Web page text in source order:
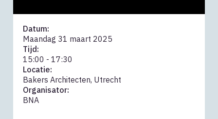
Datum:
Maandag 31 maart 2025
Tijd:
15:00 - 17:30
Locatie:
Bakers Architecten, Utrecht
Organisator:
BNA